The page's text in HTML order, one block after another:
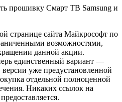
прошивку Смарт ТВ Samsung и
странице сайта Майкрософт по
возможностями,
данной акции.
единственный вариант —
уже предустановленной
отдельной полноценной
Никаких ссылок на